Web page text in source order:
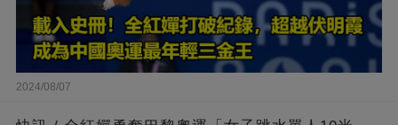
2024/08/07